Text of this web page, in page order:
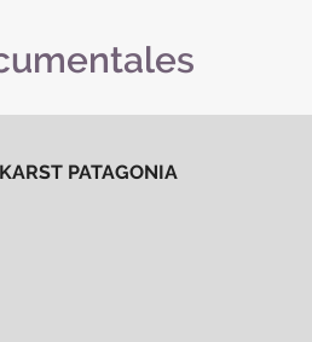
PATAGONIA